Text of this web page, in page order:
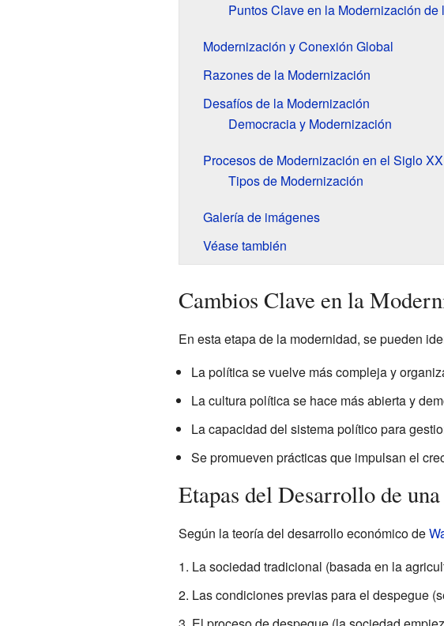
Puntos Clave en la Modernización
Modernización y Conexión Global
Razones de la Modernización
Desafíos de la Modernización
Democracia y Modernización
Procesos de Modernización en el Siglo
Tipos de Modernización
Galería de imágenes
Véase también
Cambios Clave en la
En esta etapa de la modernidad, se pueden
La política se vuelve más compleja y
La cultura política se hace más abierta y
La capacidad del sistema político para
Se promueven prácticas que impulsan el
Etapas del Desarrollo de
Según la teoría del desarrollo económico de
La sociedad tradicional (basada en la
Las condiciones previas para el despegue